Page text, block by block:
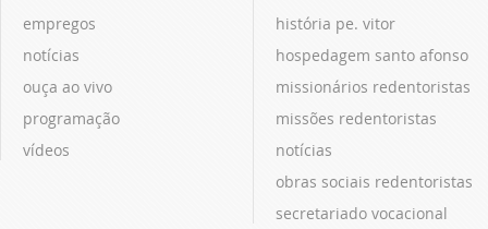
empregos
notícias
ouça ao vivo
programação
vídeos
história pe. vitor
hospedagem santo afonso
missionários redentoristas
missões redentoristas
notícias
obras sociais redentoristas
secretariado vocacional